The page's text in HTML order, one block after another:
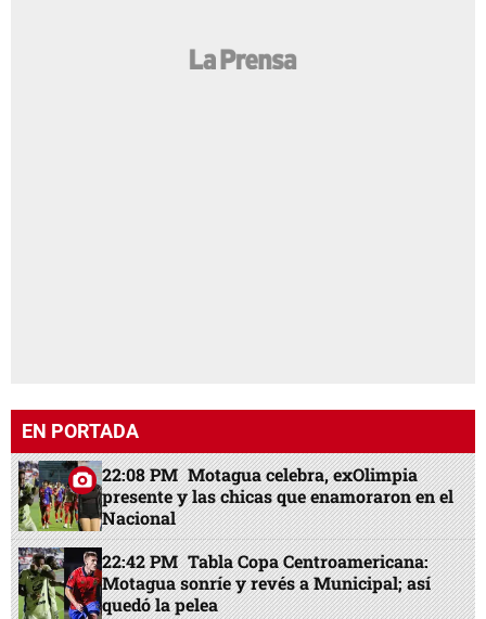
EN PORTADA
22:08 PM Motagua celebra, exOlimpia
presente y las chicas que enamoraron en el
Nacional
22:42 PM Tabla Copa Centroamericana:
Motagua sonríe y revés a Municipal; así
quedó la pelea